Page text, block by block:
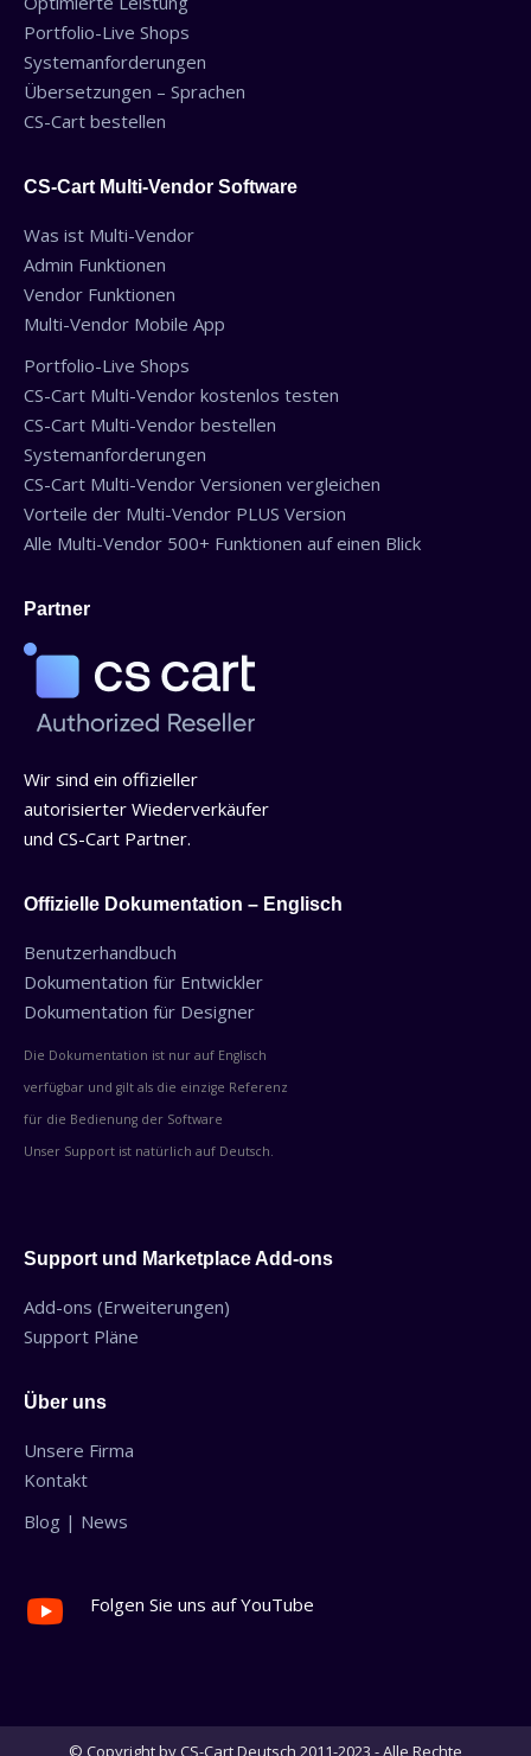
Portfolio-Live Shops
Systemanforderungen
Übersetzungen – Sprachen
CS-Cart bestellen
CS-Cart Multi-Vendor Software
Was ist Multi-Vendor
Admin Funktionen
Vendor Funktionen
Multi-Vendor Mobile App
Portfolio-Live Shops
CS-Cart Multi-Vendor kostenlos testen
CS-Cart Multi-Vendor bestellen
Systemanforderungen
CS-Cart Multi-Vendor Versionen vergleichen
Vorteile der Multi-Vendor PLUS Version
Alle Multi-Vendor 500+ Funktionen auf einen Blick
Partner
Wir sind ein offizieller
autorisierter Wiederverkäufer
und CS-Cart Partner.
Offizielle Dokumentation – Englisch
Benutzerhandbuch
Dokumentation für Entwickler
Dokumentation für Designer
Die Dokumentation ist nur auf Englisch
verfügbar und gilt als die einzige Referenz
für die Bedienung der Software
Unser Support ist natürlich auf Deutsch.
Support und Marketplace Add-ons
Add-ons (Erweiterungen)
Support Pläne
Über uns
Unsere Firma
Kontakt
Blog | News
Folgen Sie uns auf YouTube
© Copyright by CS-Cart Deutsch 2011-2023 - Alle Rechte